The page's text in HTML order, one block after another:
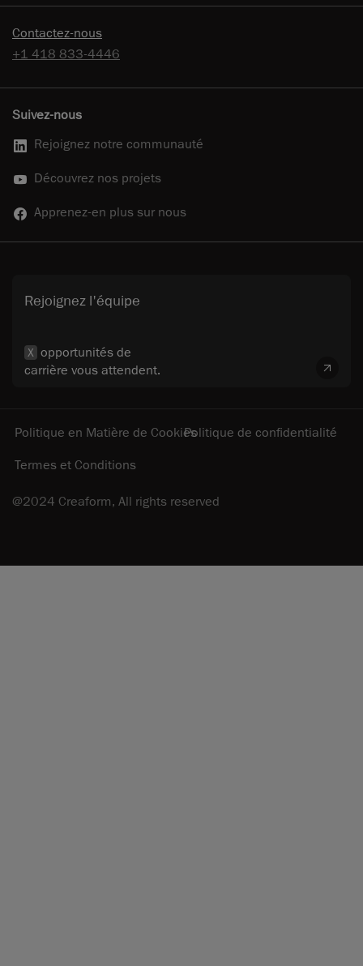
Contactez-nous
+1 418 833-4446
Suivez-nous
Rejoignez notre communauté
Découvrez nos projets
Apprenez-en plus sur nous
Rejoignez l'équipe
X opportunités de
carrière vous attendent.
@2024 Creaform, All rights reserved
Politique en Matière de CookiesPolitique de confidentialité
Termes et Conditions